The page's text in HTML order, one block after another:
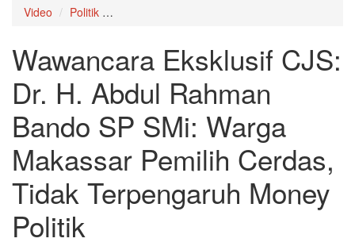
Video Politik
Wawancara Eksklusif CJS:
Dr. H. Abdul Rahman
Bando SP SMi: Warga
Makassar Pemilih Cerdas,
Tidak Terpengaruh Money
Politik